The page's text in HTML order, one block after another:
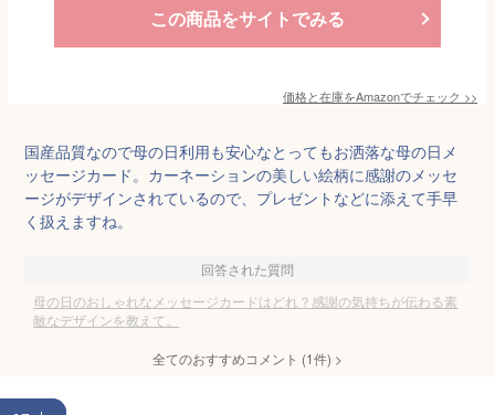
この商品をサイトでみる
価格と在庫をAmazonでチェック >>
国産品質なので母の日利用も安心なとってもお洒落な母の日メ
ッセージカード。カーネーションの美しい絵柄に感謝のメッセ
ージがデザインされているので、プレゼントなどに添えて手早
く扱えますね。
回答された質問
母の日のおしゃれなメッセージカードはどれ？感謝の気持ちが伝わる素
敵なデザインを教えて。
全てのおすすめコメント (1件) >